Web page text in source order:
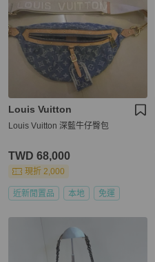
Louis Vuitton
Louis Vuitton 深藍牛仔臀包
TWD 68,000
現折 2,000
近新閒置品 本地 免運